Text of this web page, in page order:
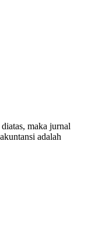
maka jurnal
adalah